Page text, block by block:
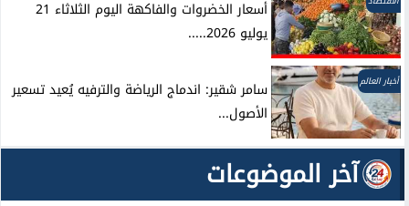
أسعار الخضروات والفاكهة اليوم الثلاثاء 21
يوليو 2026.....
أخبار العالم
سامر شقير: اندماج الرياضة والترفيه يُعيد تسعير
الأصول...
آخر الموضوعات